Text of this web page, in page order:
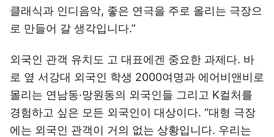
클래식과 인디음악, 좋은 연극을 주로 올리는 극장으
로 만들어 갈 생각입니다.”
외국인 관객 유치도 고 대표에겐 중요한 과제다. 바
로 옆 서강대 외국인 학생 2000여명과 에어비앤비로
몰리는 연남동·망원동의 외국인들 그리고 K컬처를
경험하고 싶은 모든 외국인이 대상이다. “대형 극장
에는 외국인 관객이 거의 없는 상황입니다. 우리는